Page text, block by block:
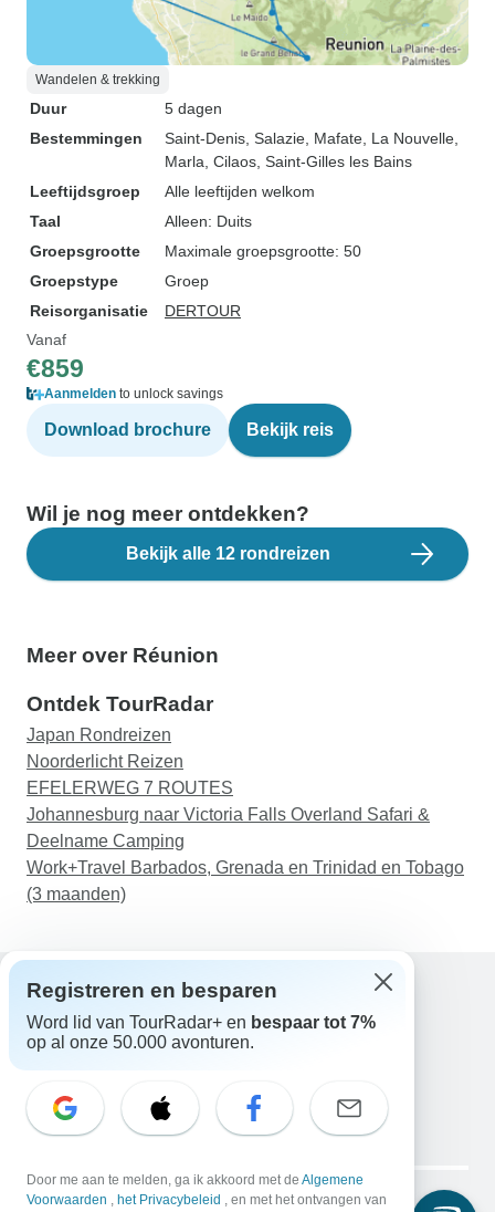
Wandelen & trekking
Duur
5 dagen
Bestemmingen
Saint-Denis , Salazie , Mafate , La Nouvelle
Marla , Cilaos , Saint-Gilles les Bains
Leeftijdsgroep
Alle leeftijden welkom
Taal
Alleen: Duits
Groepsgrootte
Maximale groepsgrootte: 50
Groepstype
Groep
Reisorganisatie
DERTOUR
Vanaf
€859
Aanmelden to unlock savings
Download brochure Bekijk reis
Wil je nog meer ontdekken?
Bekijk alle 12 rondreizen
Meer over Réunion
Ontdek TourRadar
Japan Rondreizen
Noorderlicht Reizen
EFELERWEG 7 ROUTES
Johannesburg naar Victoria Falls Overland Safari &
Deelname Camping
Work+Travel Barbados, Grenada en Trinidad en Tobago
(3 maanden)
Hulp
Neem contact met ons op
E-mail: support@tourradar.com
Taal selecteren
Copyright © TourRadar. Alle rechten voorbehouden.
Juridische kennisgeving Privacybeleid Cookies
Registreren en besparen
Word lid van TourRadar+ en bespaar tot 7%
op al onze 50.000 avonturen.
Door me aan te melden, ga ik akkoord met de Algemene
Voorwaarden , het Privacybeleid , en met het ontvangen van